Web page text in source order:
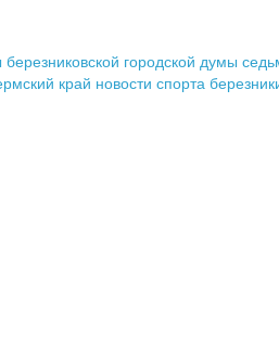
городской думы
край новости спорта